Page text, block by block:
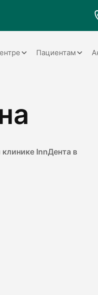
оборудование
Пациентам
Запрос
InnДента в